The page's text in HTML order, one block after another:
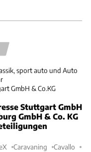
sport auto und Auto
GmbH & Co.KG
Stuttgart GmbH
GmbH & Co. KG
Caravaning Cavallo